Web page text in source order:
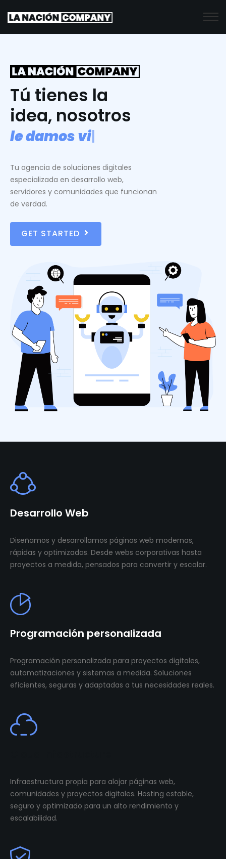
Tú tienes la
idea, nosotros
ledamosvid
Tu agencia de soluciones digitales
especializada en desarrollo web,
servidores y comunidades que funcionan
de verdad.
GET STARTED
Desarrollo Web
Diseñamos y desarrollamos páginas web modernas,
rápidas y optimizadas. Desde webs corporativas hasta
proyectos a medida, pensados para convertir y escalar.
Programación personalizada
Programación personalizada para proyectos digitales,
automatizaciones y sistemas a medida. Soluciones
eficientes, seguras y adaptadas a tus necesidades reales.
Infraestructura propia para alojar páginas web,
comunidades y proyectos digitales. Hosting estable,
seguro y optimizado para un alto rendimiento y
escalabilidad.